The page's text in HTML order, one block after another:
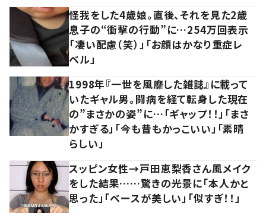
怪我をした4歳娘。直後、それを見た2歳
息子の“衝撃の行動”に…254万回表示
「凄い配慮（笑）」「お顔はかなり重症レ
ベル」
1998年『一世を風靡した雑誌』に載って
いたギャル男。闘病を経て転身した現在
の”まさかの姿”に…「ギャップ！！」「まさ
かすぎる」「今も昔もかっこいい」「素晴
らしい」
スッピン女性→戸田恵梨香さん風メイク
をした結果……驚きの光景に「本人かと
思った」「ベースが美しい」「似すぎ！！」